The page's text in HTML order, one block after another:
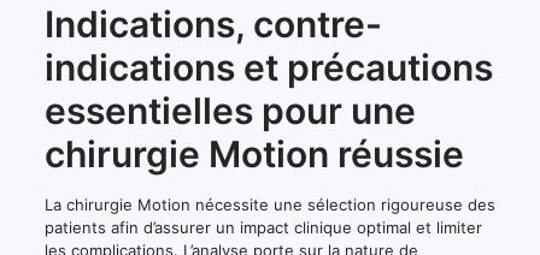
Indications, contre-
indications et précautions
essentielles pour une
chirurgie Motion réussie
La chirurgie Motion nécessite une sélection rigoureuse des
patients afin d’assurer un impact clinique optimal et limiter
les complications. L’analyse porte sur la nature de